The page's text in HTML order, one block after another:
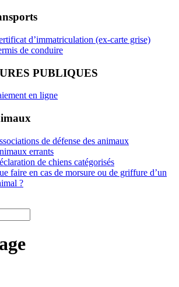
d’immatriculation (ex-carte grise)
de conduire
PUBLIQUES
en ligne
de défense des animaux
errants
de chiens catégorisés
faire en cas de morsure ou de griffure d’un
?